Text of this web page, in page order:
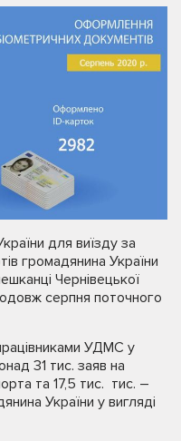
для виїзду за
громадянина України
Чернівецької
серпня поточного
УДМС у
31 тис. заяв на
та 17,5 тис. тис. –
України у вигляді